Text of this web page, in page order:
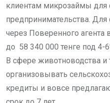
клиентам микрозаймы для
предпринимательства.
через Поверенного
до 58 340 000 тенге под 4-
В сфере животноводства и
организовывать
кредиты и вовсе